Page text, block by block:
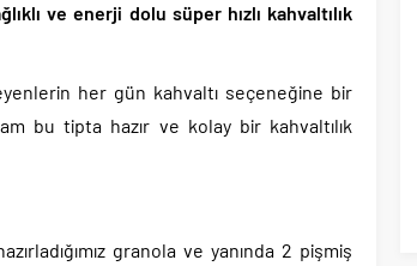
ve enerji dolu süper hızlı kahvaltılık
her gün kahvaltı seçeneğine bir
bu tipta hazır ve kolay bir kahvaltılık
granola ve yanında 2 pişmiş